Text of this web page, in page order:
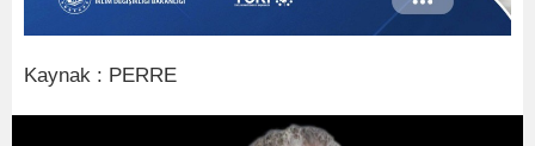
Kaynak : PERRE